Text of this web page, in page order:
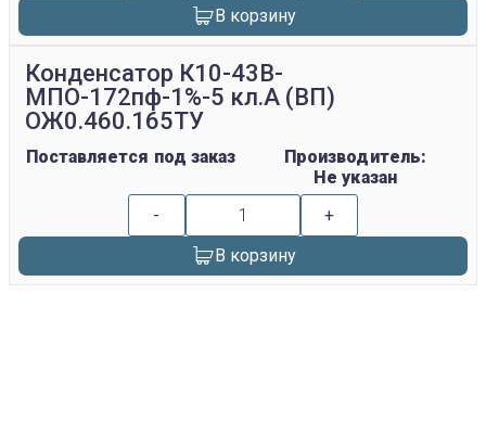
В корзину
Конденсатор К10-43В-
МПО-172пф-1%-5 кл.А (ВП)
ОЖ0.460.165ТУ
Поставляется под заказ
Производитель:
Не указан
-
+
В корзину